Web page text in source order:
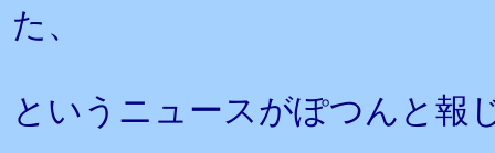
た、
というニュースがぽつんと報